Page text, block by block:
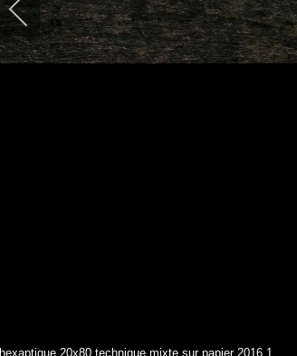
hexaptique 20x80 technique mixte sur papier 2016 1